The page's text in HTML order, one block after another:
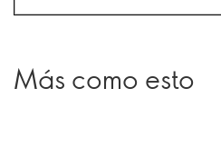
Más como esto